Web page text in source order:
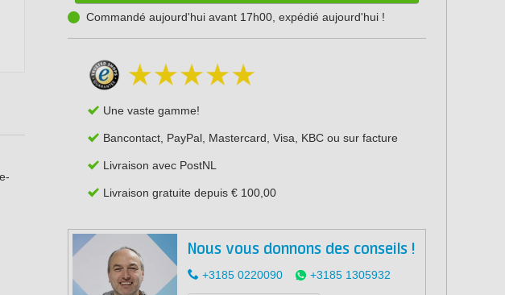
Commandé aujourd'hui avant 17h00, expédié aujourd'hui !
Une vaste gamme!
Bancontact, PayPal, Mastercard, Visa, KBC ou sur facture
Livraison avec PostNL
Livraison gratuite depuis € 100,00
Nous vous donnons des conseils !
+3185 0220090 +3185 1305932